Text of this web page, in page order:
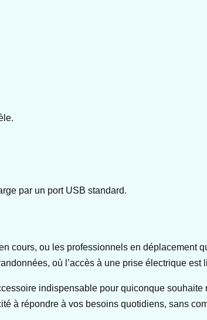
par un port USB standard.
cours, ou les professionnels en déplacement
où l’accès à une prise électrique est
indispensable pour quiconque souhaite
à répondre à vos besoins quotidiens, sans